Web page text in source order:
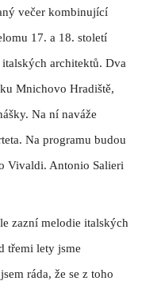
večer kombinující
17. a 18. století
architektů. Dva
Mnichovo Hradiště,
Na ní naváže
Na programu budou
Vivaldi. Antonio Salieri
zazní melodie italských
třemi lety jsme
ráda, že se z toho